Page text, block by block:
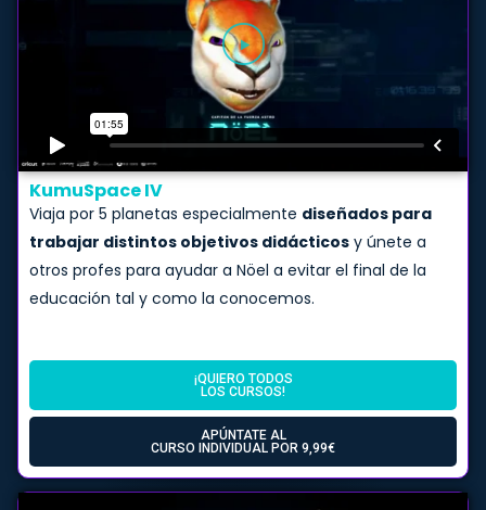
KumuSpace IV
Viaja por 5 planetas especialmente diseñados para
trabajar distintos objetivos didácticos y únete a
otros profes para ayudar a Nöel a evitar el final de la
educación tal y como la conocemos.
¡QUIERO TODOS
LOS CURSOS!
APÚNTATE AL
CURSO INDIVIDUAL POR 9,99€